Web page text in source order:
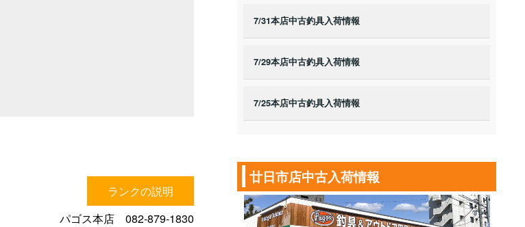
ランクの説明
パゴス本店 082-879-1830
7/31本店中古釣具入荷情報
7/29本店中古釣具入荷情報
7/25本店中古釣具入荷情報
廿日市店中古入荷情報